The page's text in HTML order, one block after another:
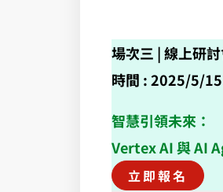
場次三 | 線上研
時間 : 2025/5/
智慧引領未來：
Vertex AI 與 AI
立即報名